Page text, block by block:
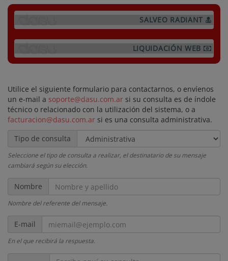
SALVEO RADIANT
LIQUIDACIÓN WEB
Utilice el siguiente formulario para contactarnos, o envíenos
un e-mail a soporte@dasu.com.ar si su consulta es de índole
técnico o relacionado con la utilización del sistema, o a
facturacion@dasu.com.ar si es una consulta administrativa.
Tipo de consulta
Seleccione el tipo de consulta a realizar, el destinatario de su mensaje
cambiará según su elección.
Nombre
y
apellido
Nombre
Nombre del referente del mensaje.
miemail@ejemplo.com
E-mail
En el que recibirá la respuesta.